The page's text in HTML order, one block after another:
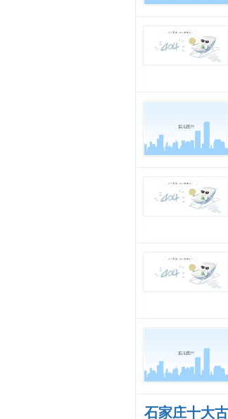
石家庄十大